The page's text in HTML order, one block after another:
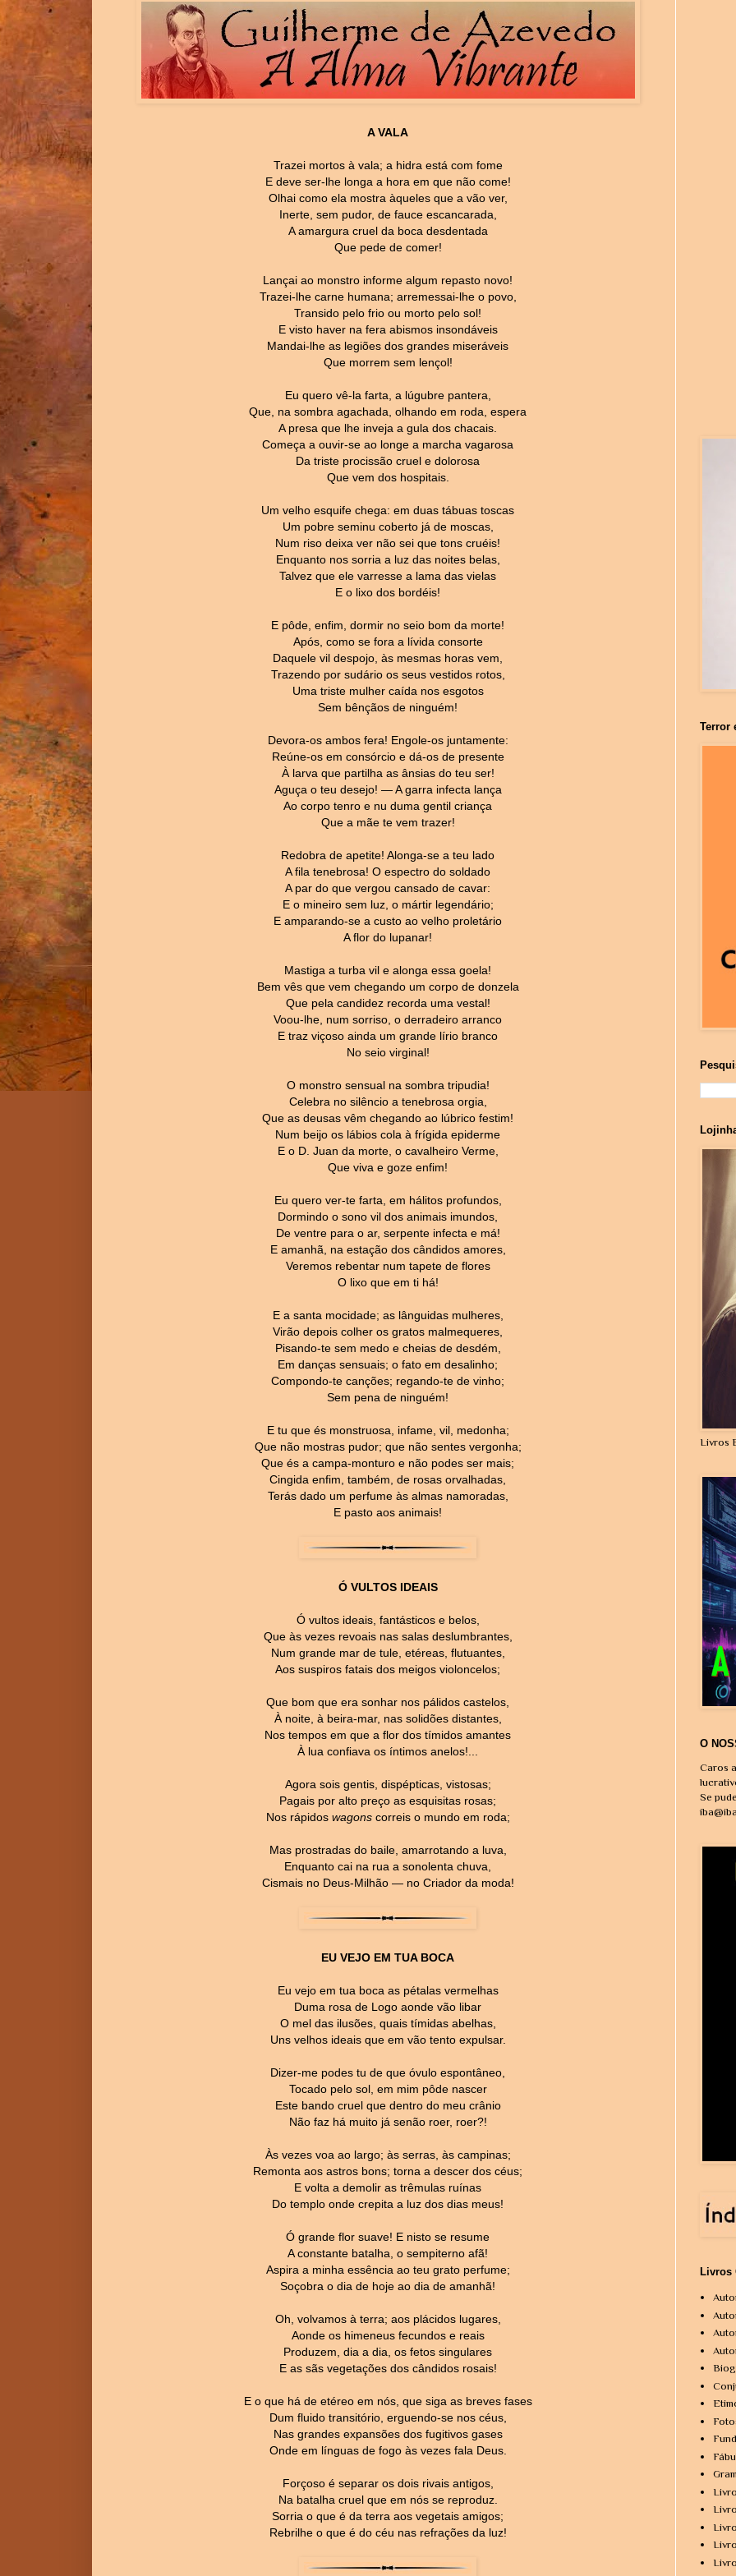
A VALA
Trazei mortos à vala; a hidra está com fome
E deve ser-lhe longa a hora em que não come!
Olhai como ela mostra àqueles que a vão ver,
Inerte, sem pudor, de fauce escancarada,
A amargura cruel da boca desdentada
Que pede de comer!
Lançai ao monstro informe algum repasto novo!
Trazei-lhe carne humana; arremessai-lhe o povo,
Transido pelo frio ou morto pelo sol!
E visto haver na fera abismos insondáveis
Mandai-lhe as legiões dos grandes miseráveis
Que morrem sem lençol!
Eu quero vê-la farta, a lúgubre pantera,
Que, na sombra agachada, olhando em roda, espera
A presa que lhe inveja a gula dos chacais.
Começa a ouvir-se ao longe a marcha vagarosa
Da triste procissão cruel e dolorosa
Que vem dos hospitais.
Um velho esquife chega: em duas tábuas toscas
Um pobre seminu coberto já de moscas,
Num riso deixa ver não sei que tons cruéis!
Enquanto nos sorria a luz das noites belas,
Talvez que ele varresse a lama das vielas
E o lixo dos bordéis!
E pôde, enfim, dormir no seio bom da morte!
Após, como se fora a lívida consorte
Daquele vil despojo, às mesmas horas vem,
Trazendo por sudário os seus vestidos rotos,
Uma triste mulher caída nos esgotos
Sem bênçãos de ninguém!
Devora-os ambos fera! Engole-os juntamente:
Reúne-os em consórcio e dá-os de presente
À larva que partilha as ânsias do teu ser!
Aguça o teu desejo! — A garra infecta lança
Ao corpo tenro e nu duma gentil criança
Que a mãe te vem trazer!
Redobra de apetite! Alonga-se a teu lado
A fila tenebrosa! O espectro do soldado
A par do que vergou cansado de cavar:
E o mineiro sem luz, o mártir legendário;
E amparando-se a custo ao velho proletário
A flor do lupanar!
Mastiga a turba vil e alonga essa goela!
Bem vês que vem chegando um corpo de donzela
Que pela candidez recorda uma vestal!
Voou-lhe, num sorriso, o derradeiro arranco
E traz viçoso ainda um grande lírio branco
No seio virginal!
O monstro sensual na sombra tripudia!
Celebra no silêncio a tenebrosa orgia,
Que as deusas vêm chegando ao lúbrico festim!
Num beijo os lábios cola à frígida epiderme
E o D. Juan da morte, o cavalheiro Verme,
Que viva e goze enfim!
Eu quero ver-te farta, em hálitos profundos,
Dormindo o sono vil dos animais imundos,
De ventre para o ar, serpente infecta e má!
E amanhã, na estação dos cândidos amores,
Veremos rebentar num tapete de flores
O lixo que em ti há!
E a santa mocidade; as lânguidas mulheres,
Virão depois colher os gratos malmequeres,
Pisando-te sem medo e cheias de desdém,
Em danças sensuais; o fato em desalinho;
Compondo-te canções; regando-te de vinho;
Sem pena de ninguém!
E tu que és monstruosa, infame, vil, medonha;
Que não mostras pudor; que não sentes vergonha;
Que és a campa-monturo e não podes ser mais;
Cingida enfim, também, de rosas orvalhadas,
Terás dado um perfume às almas namoradas,
E pasto aos animais!
Ó VULTOS IDEAIS
Ó vultos ideais, fantásticos e belos,
Que às vezes revoais nas salas deslumbrantes,
Num grande mar de tule, etéreas, flutuantes,
Aos suspiros fatais dos meigos violoncelos;
Que bom que era sonhar nos pálidos castelos,
À noite, à beira-mar, nas solidões distantes,
Nos tempos em que a flor dos tímidos amantes
À lua confiava os íntimos anelos!...
Agora sois gentis, dispépticas, vistosas;
Pagais por alto preço as esquisitas rosas;
Nos rápidos wagonscorreis o mundo em roda;
Mas prostradas do baile, amarrotando a luva,
Enquanto cai na rua a sonolenta chuva,
Cismais no Deus-Milhão — no Criador da moda!
EU VEJO EM TUA BOCA
Eu vejo em tua boca as pétalas vermelhas
Duma rosa de Logo aonde vão libar
O mel das ilusões, quais tímidas abelhas,
Uns velhos ideais que em vão tento expulsar.
Dizer-me podes tu de que óvulo espontâneo,
Tocado pelo sol, em mim pôde nascer
Este bando cruel que dentro do meu crânio
Não faz há muito já senão roer, roer?!
Às vezes voa ao largo; às serras, às campinas;
Remonta aos astros bons; torna a descer dos céus;
E volta a demolir as trêmulas ruínas
Do templo onde crepita a luz dos dias meus!
Ó grande flor suave! E nisto se resume
A constante batalha, o sempiterno afã!
Aspira a minha essência ao teu grato perfume;
Soçobra o dia de hoje ao dia de amanhã!
Oh, volvamos à terra; aos plácidos lugares,
Aonde os himeneus fecundos e reais
Produzem, dia a dia, os fetos singulares
E as sãs vegetações dos cândidos rosais!
E o que há de etéreo em nós, que siga as breves fases
Dum fluido transitório, erguendo-se nos céus,
Nas grandes expansões dos fugitivos gases
Onde em línguas de fogo às vezes fala Deus.
Forçoso é separar os dois rivais antigos,
Na batalha cruel que em nós se reproduz.
Sorria o que é da terra aos vegetais amigos;
Rebrilhe o que é do céu nas refrações da luz!
Terror
Livros
O
Caros
Se
Livros